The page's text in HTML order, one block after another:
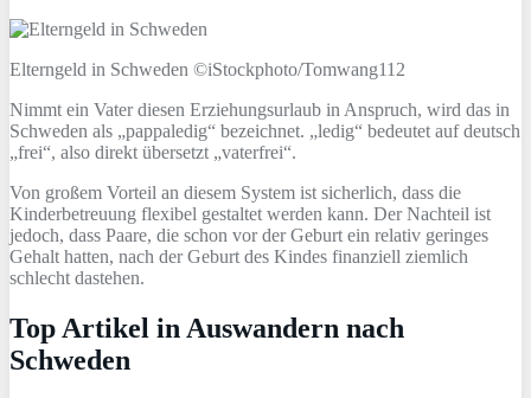
Elterngeld in Schweden ©iStockphoto/Tomwang112
Nimmt ein Vater diesen Erziehungsurlaub in Anspruch, wird das in
Schweden als „pappaledig“ bezeichnet. „ledig“ bedeutet auf deutsch
„frei“, also direkt übersetzt „vaterfrei“.
Von großem Vorteil an diesem System ist sicherlich, dass die
Kinderbetreuung flexibel gestaltet werden kann. Der Nachteil ist
jedoch, dass Paare, die schon vor der Geburt ein relativ geringes
Gehalt hatten, nach der Geburt des Kindes finanziell ziemlich
schlecht dastehen.
Top Artikel in Auswandern nach
Schweden